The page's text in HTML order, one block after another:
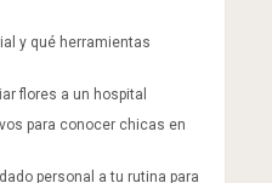
y qué herramientas
flores a un hospital
para conocer chicas en
personal a tu rutina para